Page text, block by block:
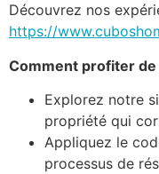
Découvrez nos
https://
Comment profiter
Explorez notre
propriété qui
Appliquez le
processus de